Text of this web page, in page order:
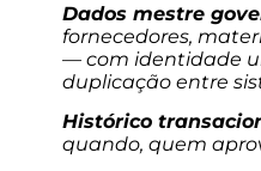
Dados mestre
fornecedores,
— com identidade
duplicação entre
Histórico
quando, quem